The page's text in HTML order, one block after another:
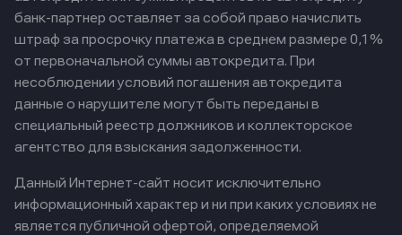
банк-партнер оставляет за собой право начислить
штраф за просрочку платежа в среднем размере 0,1%
от первоначальной суммы автокредита. При
несоблюдении условий погашения автокредита
данные о нарушителе могут быть переданы в
специальный реестр должников и коллекторское
агентство для взыскания задолженности.
Данный Интернет-сайт носит исключительно
информационный характер и ни при каких условиях не
является публичной офертой, определяемой